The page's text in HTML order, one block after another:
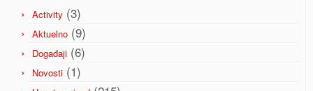
Activity (3)
Aktuelno (9)
Događaji (6)
Novosti (1)